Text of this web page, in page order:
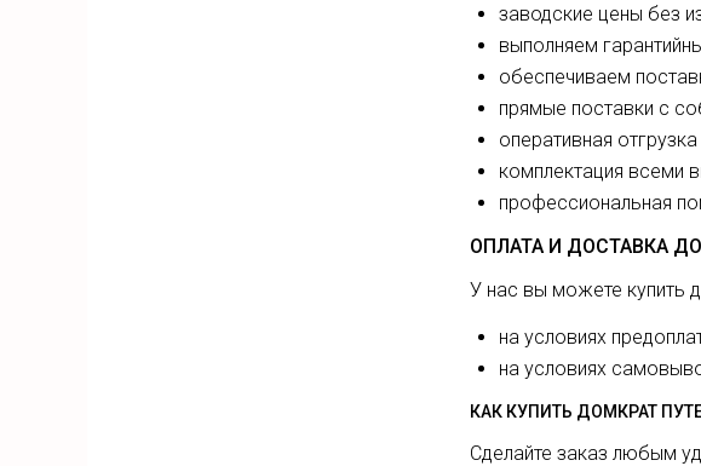
заводские цены без
выполняем
обеспечиваем
прямые поставки с
оперативная
комплектация всеми
профессиональная
ОПЛАТА И ДОСТАВКА
У нас вы можете купить
на условиях
на условиях
КАК КУПИТЬ ДОМКРАТ
Сделайте заказ любым